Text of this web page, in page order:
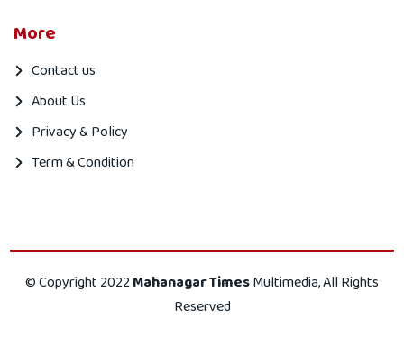
More
Contact us
About Us
Privacy & Policy
Term & Condition
times
Times© Copyright 2022Mahanagar TimesMultimedia, All Rights
Reserved